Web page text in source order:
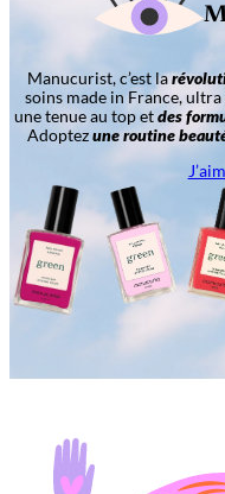
Manucurist, c’est la
soins made in France,
une tenue au top etdes
Adoptezune routine